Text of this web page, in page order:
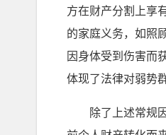
方在财产分割上享
的家庭义务，如照
因身体受到伤害而
体现了法律对弱势
除了上述常规因